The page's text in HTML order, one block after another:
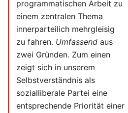
programmatischen Arbeit zu
einem zentralen Thema
innerparteilich mehrgleisig
zu fahren. Umfassend aus
zwei Gründen. Zum einen
zeigt sich in unserem
Selbstverständnis als
sozialliberale Partei eine
entsprechende Priorität einer